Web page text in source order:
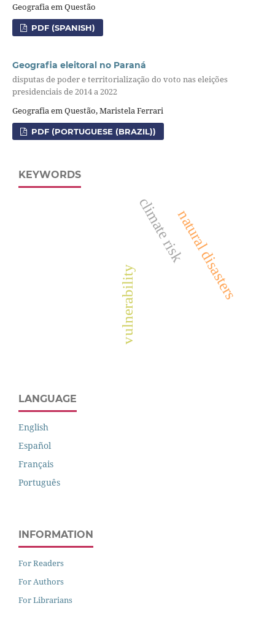
Geografia em Questão
PDF (SPANISH)
Geografia eleitoral no Paraná
disputas de poder e territorialização do voto nas eleições
presidenciais de 2014 a 2022
Geografia em Questão, Maristela Ferrari
PDF (PORTUGUESE (BRAZIL))
KEYWORDS
vulnerability
climate risknatural disasters
LANGUAGE
English
Español
Français
Português
INFORMATION
For Readers
For Authors
For Librarians